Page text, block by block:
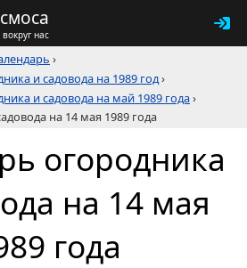
нас
›
и садовода на 1989 год›
и садовода на май 1989 года›
на 14 мая 1989 года
огородника
на 14 мая
года